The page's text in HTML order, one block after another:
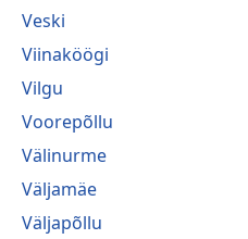
Veski
Viinaköögi
Vilgu
Voorepõllu
Välinurme
Väljamäe
Väljapõllu